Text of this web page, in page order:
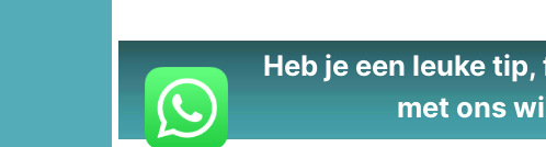
Heb je een leuke
met ons